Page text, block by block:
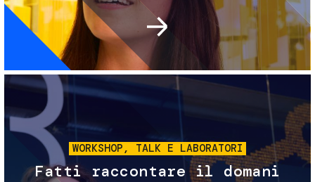
Immagine
WORKSHOP, TALK E LABORATORI
Fatti raccontare il domani